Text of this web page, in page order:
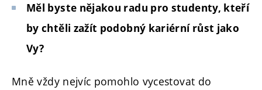
Měl byste nějakou radu pro studenty, kteří
by chtěli zažít podobný kariérní růst jako
Vy?
Mně vždy nejvíc pomohlo vycestovat do